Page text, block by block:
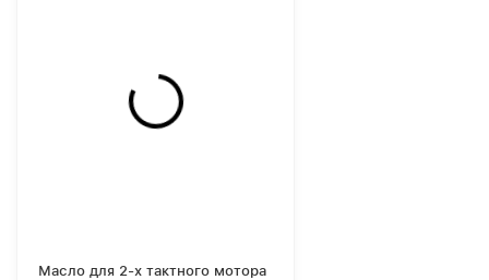
Масло для 2-х тактного мотора